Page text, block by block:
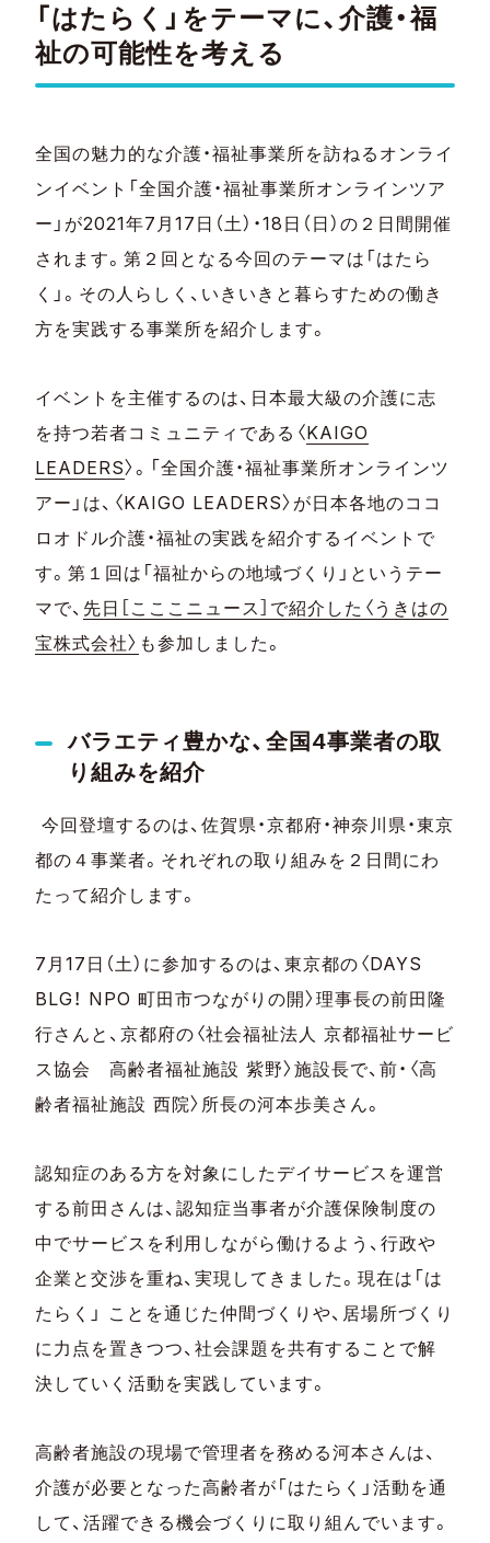
「はたらく」をテーマに、介護・福
祉の可能性を考える
全国の魅力的な介護・福祉事業所を訪ねるオンライ
ンイベント「全国介護・福祉事業所オンラインツア
ー」が2021年7月17日（土）・18日（日）の２日間開催
されます。第２回となる今回のテーマは「はたら
く」。その人らしく、いきいきと暮らすための働き
方を実践する事業所を紹介します。
イベントを主催するのは、日本最大級の介護に志
を持つ若者コミュニティである〈KAIGO
LEADERS〉。「全国介護・福祉事業所オンラインツ
アー」は、〈KAIGO LEADERS〉が日本各地のココ
ロオドル介護・福祉の実践を紹介するイベントで
す。第１回は「福祉からの地域づくり」というテー
マで、 先日［こここニュース］で紹介した〈うきはの
宝株式会社〉 も参加しました。
バラエティ豊かな、全国4事業者の取
り組みを紹介
今回登壇するのは、佐賀県・京都府・神奈川県・東京
都の４事業者。それぞれの取り組みを２日間にわ
たって紹介します。
7月17日（土）に参加するのは、東京都の〈DAYS
BLG！ NPO 町田市つながりの開〉理事長の前田隆
行さんと、京都府の〈社会福祉法人 京都福祉サービ
ス協会 高齢者福祉施設 紫野〉施設長で、前・〈高
齢者福祉施設 西院〉所長の河本歩美さん。
認知症のある方を対象にしたデイサービスを運営
する前田さんは、認知症当事者が介護保険制度の
中でサービスを利用しながら働けるよう、行政や
企業と交渉を重ね、実現してきました。現在は「は
たらく」 ことを通じた仲間づくりや、居場所づくり
に力点を置きつつ、社会課題を共有することで解
決していく活動を実践しています。
高齢者施設の現場で管理者を務める河本さんは、
介護が必要となった高齢者が「はたらく」活動を通
して、活躍できる機会づくりに取り組んでいます。